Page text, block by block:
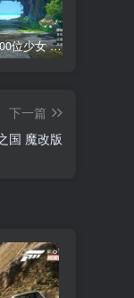
AI少女 1300位少女 捏脸面补数据整合包 总有一位是你想要的
下一篇
国 魔改版